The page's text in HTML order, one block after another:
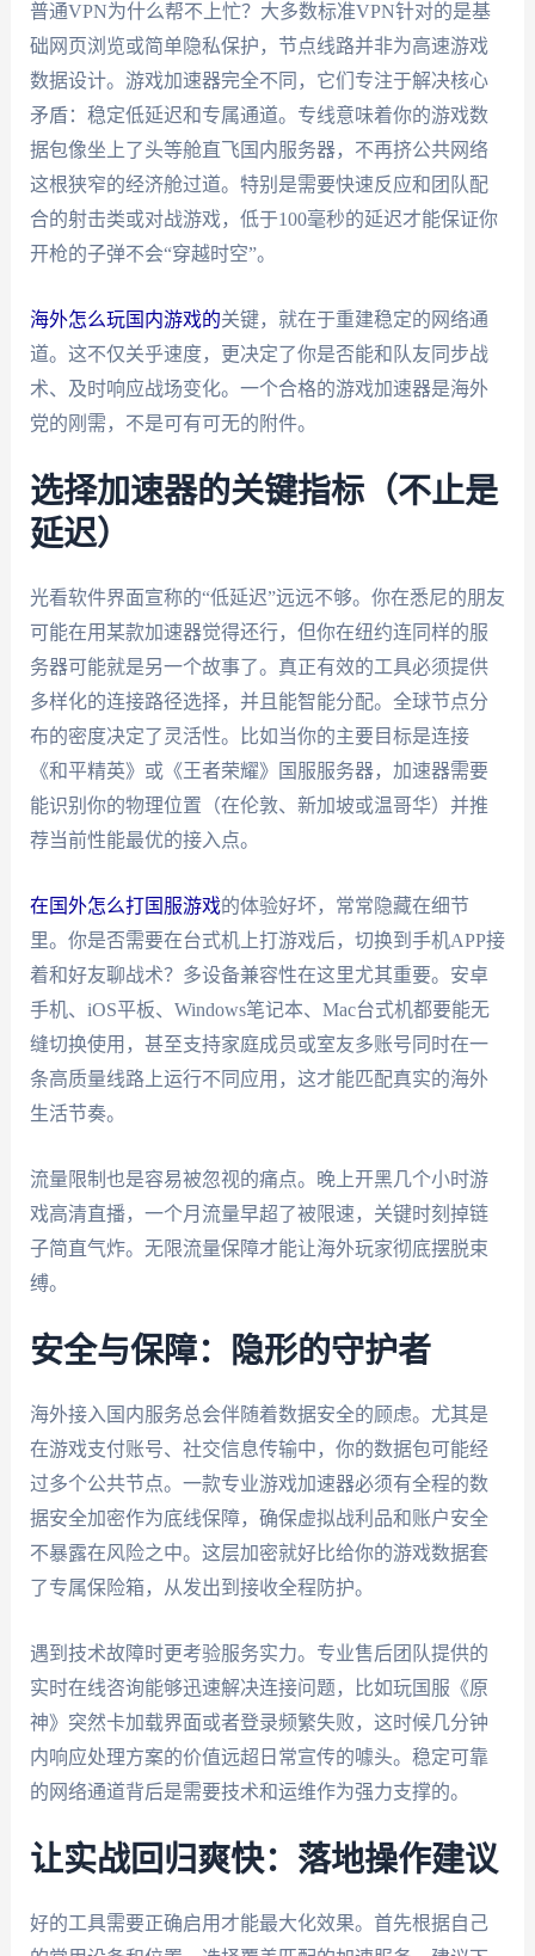
普通VPN为什么帮不上忙？大多数标准VPN针对的是基
础网页浏览或简单隐私保护，节点线路并非为高速游戏
数据设计。游戏加速器完全不同，它们专注于解决核心
矛盾：稳定低延迟和专属通道。专线意味着你的游戏数
据包像坐上了头等舱直飞国内服务器，不再挤公共网络
这根狭窄的经济舱过道。特别是需要快速反应和团队配
合的射击类或对战游戏，低于100毫秒的延迟才能保证你
开枪的子弹不会“穿越时空”。
海外怎么玩国内游戏的关键，就在于重建稳定的网络通
道。这不仅关乎速度，更决定了你是否能和队友同步战
术、及时响应战场变化。一个合格的游戏加速器是海外
党的刚需，不是可有可无的附件。
选择加速器的关键指标（不止是
延迟）
光看软件界面宣称的“低延迟”远远不够。你在悉尼的朋友
可能在用某款加速器觉得还行，但你在纽约连同样的服
务器可能就是另一个故事了。真正有效的工具必须提供
多样化的连接路径选择，并且能智能分配。全球节点分
布的密度决定了灵活性。比如当你的主要目标是连接
《和平精英》或《王者荣耀》国服服务器，加速器需要
能识别你的物理位置（在伦敦、新加坡或温哥华）并推
荐当前性能最优的接入点。
在国外怎么打国服游戏的体验好坏，常常隐藏在细节
里。你是否需要在台式机上打游戏后，切换到手机APP接
着和好友聊战术？多设备兼容性在这里尤其重要。安卓
手机、iOS平板、Windows笔记本、Mac台式机都要能无
缝切换使用，甚至支持家庭成员或室友多账号同时在一
条高质量线路上运行不同应用，这才能匹配真实的海外
生活节奏。
流量限制也是容易被忽视的痛点。晚上开黑几个小时游
戏高清直播，一个月流量早超了被限速，关键时刻掉链
子简直气炸。无限流量保障才能让海外玩家彻底摆脱束
缚。
安全与保障：隐形的守护者
海外接入国内服务总会伴随着数据安全的顾虑。尤其是
在游戏支付账号、社交信息传输中，你的数据包可能经
过多个公共节点。一款专业游戏加速器必须有全程的数
据安全加密作为底线保障，确保虚拟战利品和账户安全
不暴露在风险之中。这层加密就好比给你的游戏数据套
了专属保险箱，从发出到接收全程防护。
遇到技术故障时更考验服务实力。专业售后团队提供的
实时在线咨询能够迅速解决连接问题，比如玩国服《原
神》突然卡加载界面或者登录频繁失败，这时候几分钟
内响应处理方案的价值远超日常宣传的噱头。稳定可靠
的网络通道背后是需要技术和运维作为强力支撑的。
让实战回归爽快：落地操作建议
好的工具需要正确启用才能最大化效果。首先根据自己